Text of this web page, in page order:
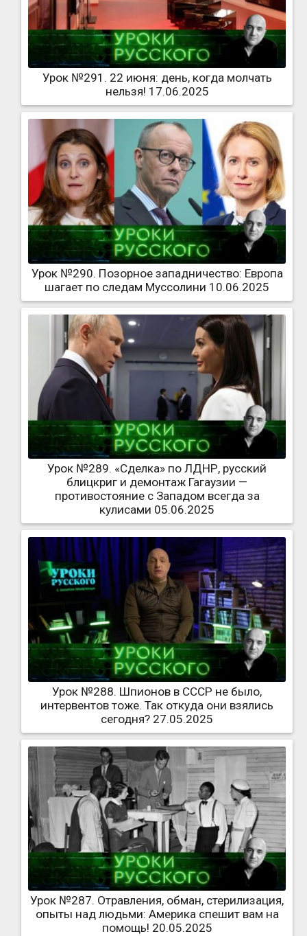
Урок №291. 22 июня: день, когда молчать
нельзя! 17.06.2025
Урок №290. Позорное западничество: Европа
шагает по следам Муссолини 10.06.2025
Урок №289. «Сделка» по ЛДНР, русский
блицкриг и демонтаж Гагаузии —
противостояние с Западом всегда за
кулисами 05.06.2025
Урок №288. Шпионов в СССР не было,
интервентов тоже. Так откуда они взялись
сегодня? 27.05.2025
Урок №287. Отравления, обман, стерилизация,
опыты над людьми: Америка спешит вам на
помощь! 20.05.2025